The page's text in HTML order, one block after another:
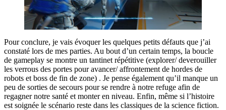
Pour conclure, je vais évoquer les quelques petits défauts que j’ai
constaté lors de mes parties. Au bout d’un certain temps, la boucle
de gameplay se montre un tantinet répétitive (explorer/ deverouiller
les verrous des portes pour avancer/ affrontement de hordes de
robots et boss de fin de zone) . Je pense également qu’il manque un
peu de sorties de secours pour se rendre à notre refuge afin de
regagner notre santé et monter en niveau. Enfin, même si l’histoire
est soignée le scénario reste dans les classiques de la science fiction.